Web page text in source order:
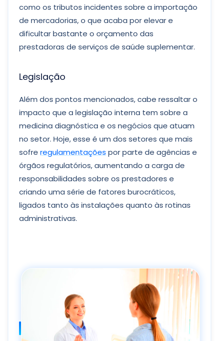
como os tributos incidentes sobre a importação
de mercadorias, o que acaba por elevar e
dificultar bastante o orçamento das
prestadoras de serviços de saúde suplementar.
Legislação
Além dos pontos mencionados, cabe ressaltar o
impacto que a legislação interna tem sobre a
medicina diagnóstica e os negócios que atuam
no setor. Hoje, esse é um dos setores que mais
sofre regulamentações por parte de agências e
órgãos regulatórios, aumentando a carga de
responsabilidades sobre os prestadores e
criando uma série de fatores burocráticos,
ligados tanto às instalações quanto às rotinas
administrativas.